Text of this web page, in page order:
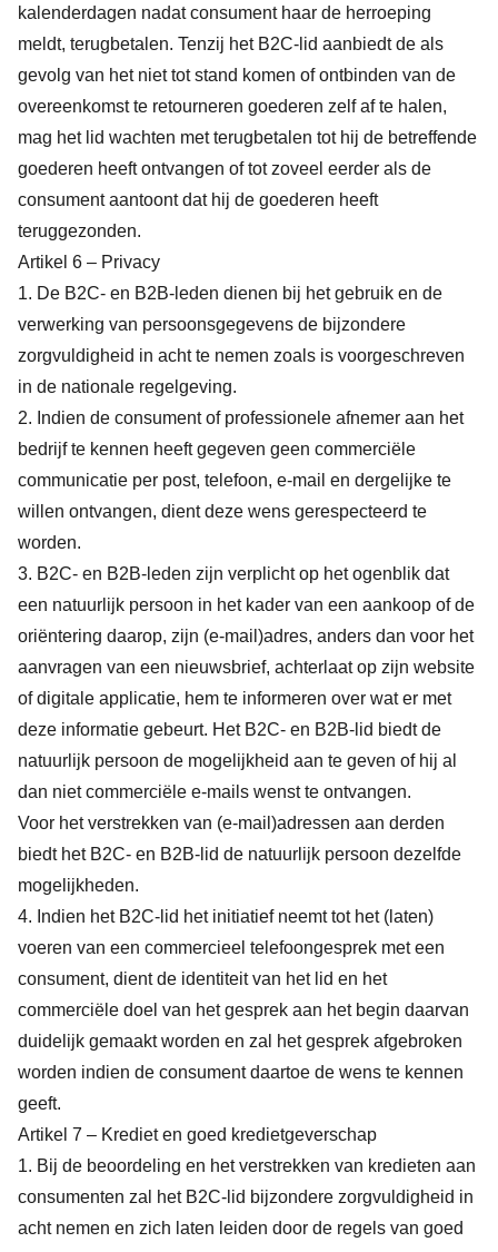
kalenderdagen nadat consument haar de herroeping
meldt, terugbetalen. Tenzij het B2C-lid aanbiedt de als
gevolg van het niet tot stand komen of ontbinden van de
overeenkomst te retourneren goederen zelf af te halen,
mag het lid wachten met terugbetalen tot hij de betreffende
goederen heeft ontvangen of tot zoveel eerder als de
consument aantoont dat hij de goederen heeft
teruggezonden.
Artikel 6 – Privacy
1. De B2C- en B2B-leden dienen bij het gebruik en de
verwerking van persoonsgegevens de bijzondere
zorgvuldigheid in acht te nemen zoals is voorgeschreven
in de nationale regelgeving.
2. Indien de consument of professionele afnemer aan het
bedrijf te kennen heeft gegeven geen commerciële
communicatie per post, telefoon, e-mail en dergelijke te
willen ontvangen, dient deze wens gerespecteerd te
worden.
3. B2C- en B2B-leden zijn verplicht op het ogenblik dat
een natuurlijk persoon in het kader van een aankoop of de
oriëntering daarop, zijn (e-mail)adres, anders dan voor het
aanvragen van een nieuwsbrief, achterlaat op zijn website
of digitale applicatie, hem te informeren over wat er met
deze informatie gebeurt. Het B2C- en B2B-lid biedt de
natuurlijk persoon de mogelijkheid aan te geven of hij al
dan niet commerciële e-mails wenst te ontvangen.
Voor het verstrekken van (e-mail)adressen aan derden
biedt het B2C- en B2B-lid de natuurlijk persoon dezelfde
mogelijkheden.
4. Indien het B2C-lid het initiatief neemt tot het (laten)
voeren van een commercieel telefoongesprek met een
consument, dient de identiteit van het lid en het
commerciële doel van het gesprek aan het begin daarvan
duidelijk gemaakt worden en zal het gesprek afgebroken
worden indien de consument daartoe de wens te kennen
geeft.
Artikel 7 – Krediet en goed kredietgeverschap
1. Bij de beoordeling en het verstrekken van kredieten aan
consumenten zal het B2C-lid bijzondere zorgvuldigheid in
acht nemen en zich laten leiden door de regels van goed